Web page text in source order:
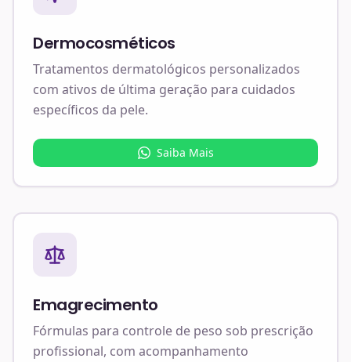
Dermocosméticos
Tratamentos dermatológicos personalizados
com ativos de última geração para cuidados
específicos da pele.
Saiba Mais
Emagrecimento
Fórmulas para controle de peso sob prescrição
profissional, com acompanhamento